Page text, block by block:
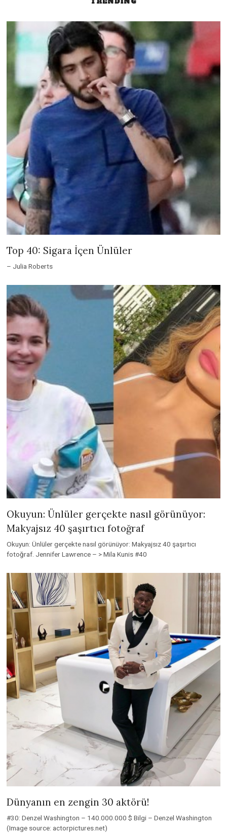
Top 40: Sigara İçen Ünlüler
– Julia Roberts
Okuyun: Ünlüler gerçekte nasıl görünüyor:
Makyajsız 40 şaşırtıcı fotoğraf
Okuyun: Ünlüler gerçekte nasıl görünüyor: Makyajsız 40 şaşırtıcı
fotoğraf. Jennifer Lawrence – > Mila Kunis #40
Dünyanın en zengin 30 aktörü!
#30: Denzel Washington – 140.000.000 $ Bilgi – Denzel Washington
(Image source: actorpictures.net)